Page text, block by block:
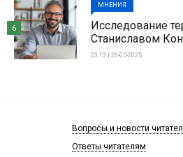
МНЕНИЯ
Исследование
Станиславом
23:13 | 28-05-2025
6
Вопросы и новости
Ответы читателям